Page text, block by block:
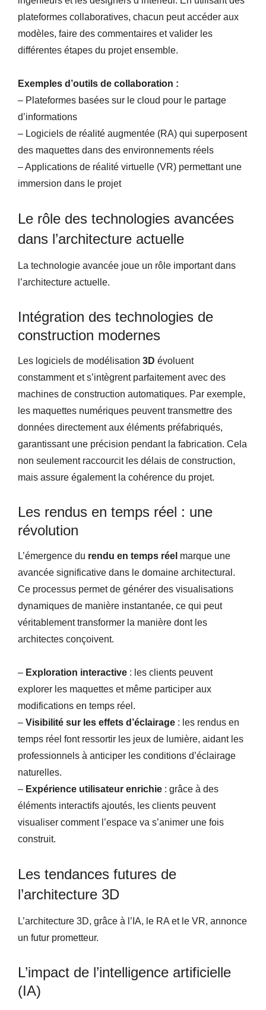
plateformes collaboratives, chacun peut accéder aux
modèles, faire des commentaires et valider les
différentes étapes du projet ensemble.
Exemples d’outils de collaboration :
– Plateformes basées sur le cloud pour le partage
d’informations
– Logiciels de réalité augmentée (RA) qui superposent
des maquettes dans des environnements réels
– Applications de réalité virtuelle (VR) permettant une
immersion dans le projet
Le rôle des technologies avancées
dans l’architecture actuelle
La technologie avancée joue un rôle important dans
l’architecture actuelle.
Intégration des technologies de
construction modernes
Les logiciels de modélisation 3D évoluent
constamment et s’intègrent parfaitement avec des
machines de construction automatiques. Par exemple,
les maquettes numériques peuvent transmettre des
données directement aux éléments préfabriqués,
garantissant une précision pendant la fabrication. Cela
non seulement raccourcit les délais de construction,
mais assure également la cohérence du projet.
Les rendus en temps réel : une
révolution
L’émergence du rendu en temps réel marque une
avancée significative dans le domaine architectural.
Ce processus permet de générer des visualisations
dynamiques de manière instantanée, ce qui peut
véritablement transformer la manière dont les
architectes conçoivent.
– Exploration interactive : les clients peuvent
explorer les maquettes et même participer aux
modifications en temps réel.
– Visibilité sur les effets d’éclairage : les rendus en
temps réel font ressortir les jeux de lumière, aidant les
professionnels à anticiper les conditions d’éclairage
naturelles.
– Expérience utilisateur enrichie : grâce à des
éléments interactifs ajoutés, les clients peuvent
visualiser comment l’espace va s’animer une fois
construit.
Les tendances futures de
l’architecture 3D
L’architecture 3D, grâce à l’IA, le RA et le VR, annonce
un futur prometteur.
L’impact de l’intelligence artificielle
(IA)